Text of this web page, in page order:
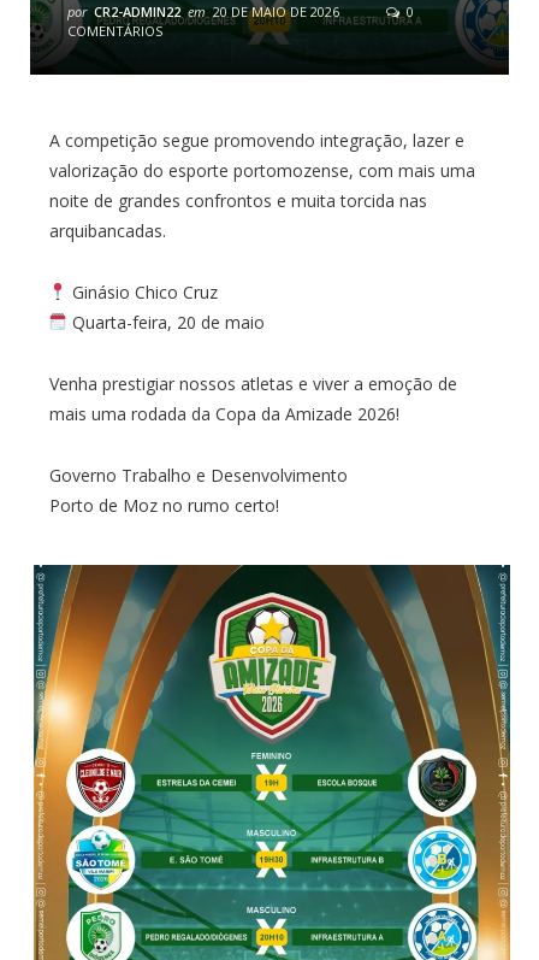
por CR2-ADMIN22 em 20 DE MAIO DE 2026
0
COMENTÁRIOS
A competição segue promovendo integração, lazer e
valorização do esporte portomozense, com mais uma
noite de grandes confrontos e muita torcida nas
arquibancadas.
Ginásio Chico Cruz
Quarta-feira, 20 de maio
Venha prestigiar nossos atletas e viver a emoção de
mais uma rodada da Copa da Amizade 2026!
Governo Trabalho e Desenvolvimento
Porto de Moz no rumo certo!